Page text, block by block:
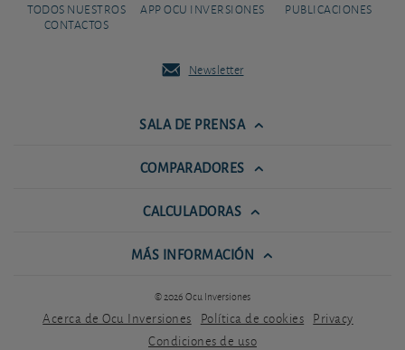
TODOS NUESTROS
CONTACTOS
APP OCU INVERSIONES PUBLICACIONES
Newsletter
SALA DE PRENSA
COMPARADORES
CALCULADORAS
MÁS INFORMACIÓN
© 2026 Ocu Inversiones
Acerca de Ocu Inversiones Política de cookies Privacy
Condiciones de uso